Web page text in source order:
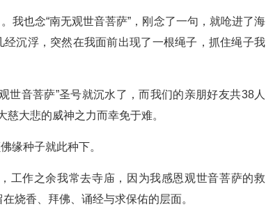
我也念“南无观世音菩萨”，刚念了一句，就呛进了海
沉浮，突然在我面前出现了一根绳子，抓住绳子我
世音菩萨”圣号就沉水了，而我们的亲朋好友共38人
慈大悲的威神之力而幸免于难。
缘种子就此种下。
工作之余我常去寺庙，因为我感恩观世音菩萨的救
烧香、拜佛、诵经与求保佑的层面。